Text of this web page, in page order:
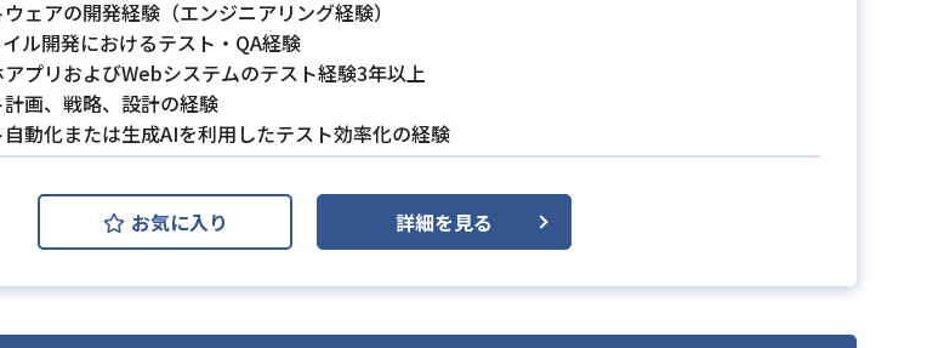
ウェアの開発経験（エンジニアリング経験）
イル開発におけるテスト・QA経験
アプリおよびWebシステムのテスト経験3年以上
計画、戦略、設計の経験
自動化または生成AIを利用したテスト効率化の経験
お気に入り 詳細を見る